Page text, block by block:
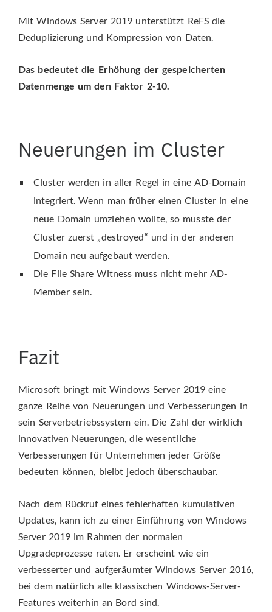
Mit Windows Server 2019 unterstützt ReFS die
Deduplizierung und Kompression von Daten.
Das bedeutet die Erhöhung der gespeicherten
Datenmenge um den Faktor 2-10.
Neuerungen im Cluster
Cluster werden in aller Regel in eine AD-Domain
integriert. Wenn man früher einen Cluster in eine
neue Domain umziehen wollte, so musste der
Cluster zuerst „destroyed“ und in der anderen
Domain neu aufgebaut werden.
Die File Share Witness muss nicht mehr AD-
Member sein.
Fazit
Microsoft bringt mit Windows Server 2019 eine
ganze Reihe von Neuerungen und Verbesserungen in
sein Serverbetriebssystem ein. Die Zahl der wirklich
innovativen Neuerungen, die wesentliche
Verbesserungen für Unternehmen jeder Größe
bedeuten können, bleibt jedoch überschaubar.
Nach dem Rückruf eines fehlerhaften kumulativen
Updates, kann ich zu einer Einführung von Windows
Server 2019 im Rahmen der normalen
Upgradeprozesse raten. Er erscheint wie ein
verbesserter und aufgeräumter Windows Server 2016,
bei dem natürlich alle klassischen Windows-Server-
Features weiterhin an Bord sind.